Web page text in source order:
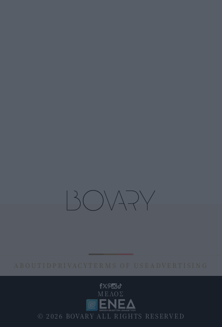
ABOUT ID PRIVACY TERMS OF USE ADVERTISING
© 2026 BOVARY ALL RIGHTS RESERVED
ΜΕΛΟΣ